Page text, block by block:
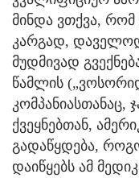
მინდა ვთქვა,
კარგად,
მუდმივად
წამლის
კომპანიასთანაც,
ქვეყნებთან,
გადაწყდება,
დაიწყებს ამ